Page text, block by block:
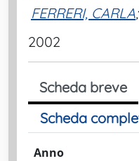
FERRERI, CARLA;
2002
Scheda breve
Scheda
Anno